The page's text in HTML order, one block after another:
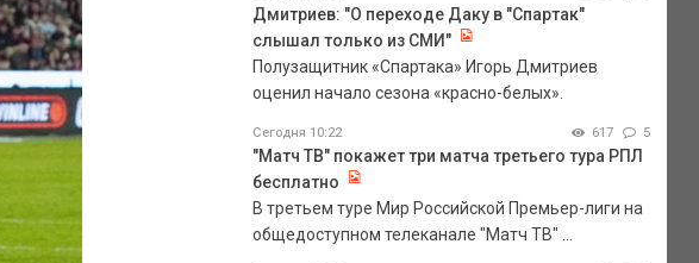
Дмитриев: "О переходе Даку в "Спартак"
слышал только из СМИ"
Полузащитник «Спартака» Игорь Дмитриев
оценил начало сезона «красно-белых».
Сегодня 10:22 617 5
"Матч ТВ" покажет три матча третьего тура РПЛ
бесплатно
В третьем туре Мир Российской Премьер-лиги на
общедоступном телеканале "Матч ТВ" ...